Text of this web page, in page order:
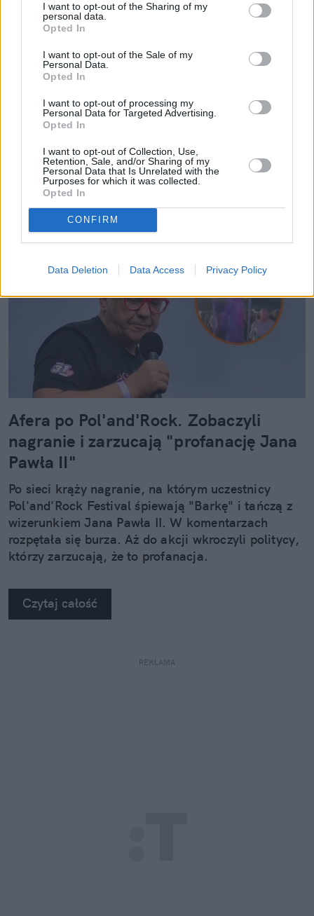
I want to opt-out of the Sharing of my
personal data.
Opted In
I want to opt-out of the Sale of my
Personal Data.
Opted In
I want to opt-out of processing my
Personal Data for Targeted Advertising.
Opted In
I want to opt-out of Collection, Use,
Retention, Sale, and/or Sharing of my
Personal Data that Is Unrelated with the
Purposes for which it was collected.
Opted In
CONFIRM
Data Deletion Data Access Privacy Policy
Afera po Pol'and'Rock. Zobaczyli
nagranie i zarzucają "profanację Jana
Pawła II"
Po sieci krąży nagranie, na którym uczestnicy
Pol'and'Rock Festival śpiewają "Barkę" i tańczą z
wizerunkiem Jana Pawła II. W komentarzach
rozpętała się burza. Aż do akcji wkroczyli politycy,
którzy zarzucają, że to profanacja.
Czytaj całość
REKLAMA